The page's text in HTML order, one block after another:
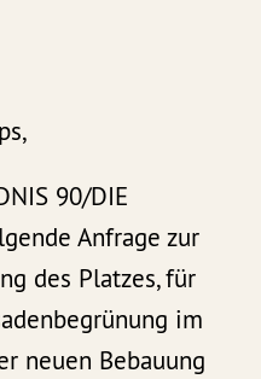
90/DIE
Anfrage zur
des Platzes, für
im
neuen Bebauung